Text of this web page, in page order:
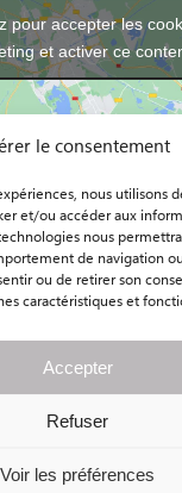
le consentement
nous utilisons
et/ou accéder aux
nous
de navigation
ou de retirer son
caractéristiques et
Accepter
Refuser
Voir les préférences
pour accepter les
et activer ce
Copyright 2024
de cookies|